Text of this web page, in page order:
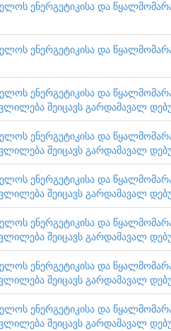
ენერგეტიკისა და
ენერგეტიკისა და
ენერგეტიკისა და
შეიცავს გარდამავალ
ენერგეტიკისა და
შეიცავს გარდამავალ
ენერგეტიკისა და
შეიცავს გარდამავალ
ენერგეტიკისა და
შეიცავს გარდამავალ
ენერგეტიკისა და
შეიცავს გარდამავალ
ენერგეტიკისა და
შეიცავს გარდამავალ